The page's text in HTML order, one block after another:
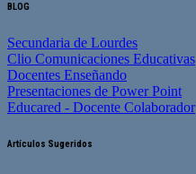
BLOG
Secundaria de Lourdes
Clio Comunicaciones Educativas
Docentes Enseñando
Presentaciones de Power Point
Educared - Docente Colaborador
Artículos Sugeridos